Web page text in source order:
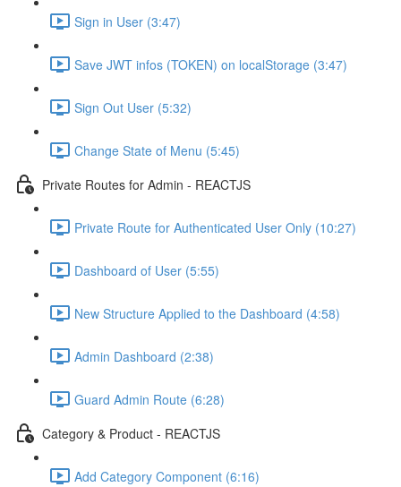
Sign in User (3:47)
Save JWT infos (TOKEN) on localStorage (3:47)
Sign Out User (5:32)
Change State of Menu (5:45)
Private Routes for Admin - REACTJS
Private Route for Authenticated User Only (10:27)
Dashboard of User (5:55)
New Structure Applied to the Dashboard (4:58)
Admin Dashboard (2:38)
Guard Admin Route (6:28)
Category & Product - REACTJS
Add Category Component (6:16)